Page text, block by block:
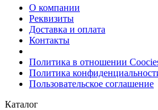
О компании
Реквизиты
Доставка и оплата
Контакты
Политика в отношении
Политика
Пользовательское соглашение
Каталог